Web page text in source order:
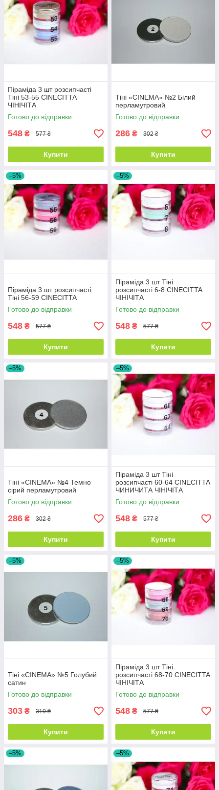
Піраміда 3 шт розсипчасті
Тіні 53-55 CINECITTA
ЧІНІЧІТА
Готово до відправки
548 ₴ 577 ₴
Купити
Тіні «CINEMA» №2 Білий
перламутровий
Готово до відправки
286 ₴ 302 ₴
Купити
–5%
Піраміда 3 шт розсипчасті
Тіні 56-59 CINECITTA
Готово до відправки
548 ₴ 577 ₴
Купити
–5%
Піраміда 3 шт Тіні
розсипчасті 6-8 CINECITTA
ЧІНІЧІТА
Готово до відправки
548 ₴ 577 ₴
Купити
–5%
Тіні «CINEMA» №4 Темно
сірий перламутровий
Готово до відправки
286 ₴ 302 ₴
Купити
–5%
Піраміда 3 шт Тіні
розсипчасті 60-64 CINECITTA
ЧИНИЧИТА ЧІНІЧІТА
Готово до відправки
548 ₴ 577 ₴
Купити
–5%
Тіні «CINEMA» №5 Голубий
сатин
Готово до відправки
303 ₴ 319 ₴
Купити
–5%
Піраміда 3 шт Тіні
розсипчасті 68-70 CINECITTA
ЧІНІЧІТА
Готово до відправки
548 ₴ 577 ₴
Купити
–5% –5%